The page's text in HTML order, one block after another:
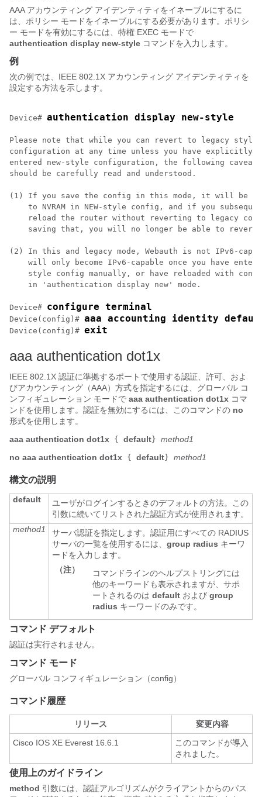
AAA アカウンティング アイデンティティをイネーブルにするに
は、ポリシー モードをイネーブルにする必要があります。ポリシ
ー モードを有効にするには、特権 EXEC モードで
authentication display new-style コマンドを入力します。
例
次の例では、IEEE 802.1X アカウンティング アイデンティティを
設定する方法を示します。
Device# authentication display new-style
Please note that while you can revert to legacy style
configuration at any time unless you have explicitly
entered new-style configuration, the following caveats
should be carefully read and understood.
(1) If you save the config in this mode, it will be
to NVRAM in NEW-style config, and if you
reload the router without reverting to legacy
    saving that, you will no longer be able to revert.
(2) In this and legacy mode, Webauth is not IPv6-
will only become IPv6-capable once you have
style config manually, or have reloaded with
    in 'authentication display new' mode.
Device# configure terminal
Device(config)# aaa accounting identity
Device(config)# exit
aaa authentication dot1x
IEEE 802.1X 認証に準拠するポートで使用する認証、許可、およ
びアカウンティング（AAA）方式を指定するには、グローバル コ
ンフィギュレーション モードで aaa authentication dot1x コマ
ンドを使用します。認証を無効にするには、このコマンドの no
形式を使用します。
aaa authentication dot1x { default } method1
no aaa authentication dot1x { default } method1
構文の説明
default
ユーザがログインするときのデフォルトの方法。この
引数に続いてリストされた認証方式が使用されます。
method1
サーバ認証を指定します。認証用にすべての RADIUS
サーバの一覧を使用するには、 group radius キーワ
ードを入力します。
（注）
コマンドラインのヘルプストリングには
他のキーワードも表示されますが、サポ
ートされるのは default および group
radius キーワードのみです。
コマンド デフォルト
認証は実行されません。
コマンド モード
グローバル コンフィギュレーション（config）
コマンド履歴
リリース
変更内容
Cisco IOS XE Everest 16.6.1
このコマンドが導入
されました。
使用上のガイドライン
method 引数には、認証アルゴリズムがクライアントからのパス